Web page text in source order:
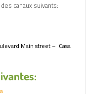
canaux suivants:
Main street – Casa